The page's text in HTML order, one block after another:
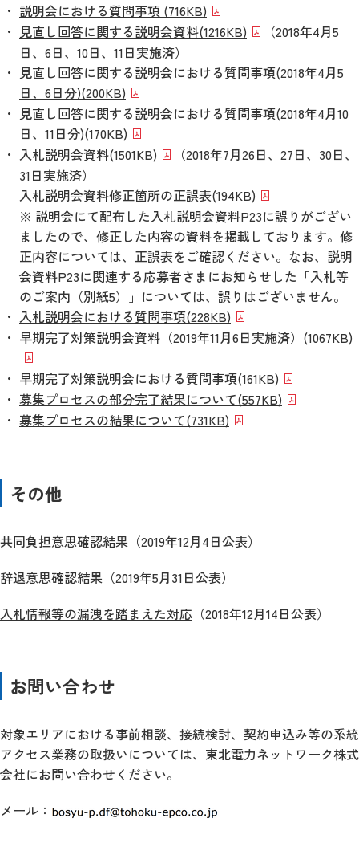
説明会における質問事項 (716KB)
見直し回答に関する説明会資料(1216KB)
（2018年4月5
日、6日、10日、11日実施済）
見直し回答に関する説明会における質問事項(2018年4月5
日、6日分)(200KB)
見直し回答に関する説明会における質問事項(2018年4月10
日、11日分)(170KB)
入札説明会資料(1501KB)
（2018年7月26日、27日、30日、
31日実施済）
入札説明会資料修正箇所の正誤表(194KB)
※ 説明会にて配布した入札説明会資料P23に誤りがござい
ましたので、修正した内容の資料を掲載しております。修
正内容については、正誤表をご確認ください。なお、説明
会資料P23に関連する応募者さまにお知らせした「入札等
のご案内（別紙5）」については、誤りはございません。
入札説明会における質問事項(228KB)
早期完了対策説明会資料（2019年11月6日実施済） (1067KB)
早期完了対策説明会における質問事項(161KB)
募集プロセスの部分完了結果について(557KB)
募集プロセスの結果について(731KB)
その他
共同負担意思確認結果 （2019年12月4日公表）
辞退意思確認結果 （2019年5月31日公表）
入札情報等の漏洩を踏まえた対応 （2018年12月14日公表）
お問い合わせ
対象エリアにおける事前相談、接続検討、契約申込み等の系統
アクセス業務の取扱いについては、東北電力ネットワーク株式
会社にお問い合わせください。
メール：